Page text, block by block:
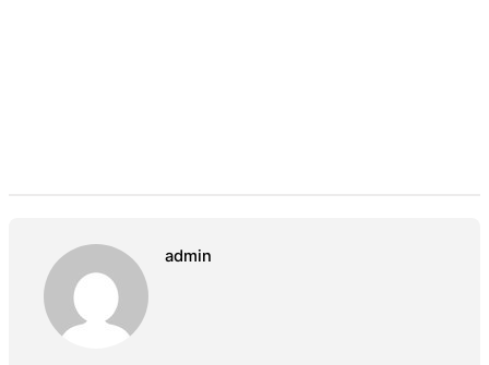
admin